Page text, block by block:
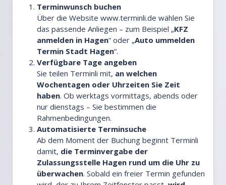
Terminwunsch buchen
Über die Website www.terminli.de wählen Sie
das passende Anliegen – zum Beispiel „KFZ
anmelden in Hagen“ oder „Auto ummelden
Termin Stadt Hagen“.
Verfügbare Tage angeben
Sie teilen Terminli mit, an welchen
Wochentagen oder Uhrzeiten Sie Zeit
haben. Ob werktags vormittags, abends oder
nur dienstags – Sie bestimmen die
Rahmenbedingungen.
Automatisierte Terminsuche
Ab dem Moment der Buchung beginnt Terminli
damit, die Terminvergabe der
Zulassungsstelle Hagen rund um die Uhr zu
überwachen. Sobald ein freier Termin gefunden